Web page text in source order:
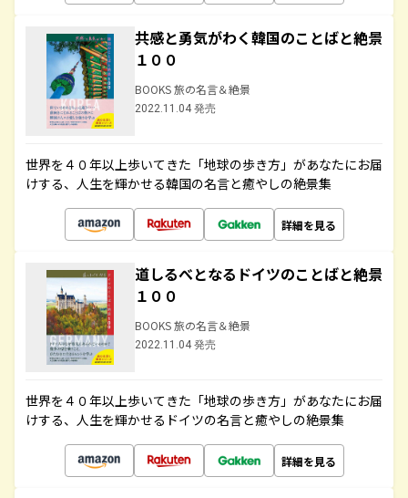
共感と勇気がわく韓国のことばと絶景
１００
BOOKS 旅の名言＆絶景
2022.11.04 発売
世界を４０年以上歩いてきた「地球の歩き方」があなたにお届
けする、人生を輝かせる韓国の名言と癒やしの絶景集
詳細を見る
道しるべとなるドイツのことばと絶景
１００
BOOKS 旅の名言＆絶景
2022.11.04 発売
世界を４０年以上歩いてきた「地球の歩き方」があなたにお届
けする、人生を輝かせるドイツの名言と癒やしの絶景集
詳細を見る